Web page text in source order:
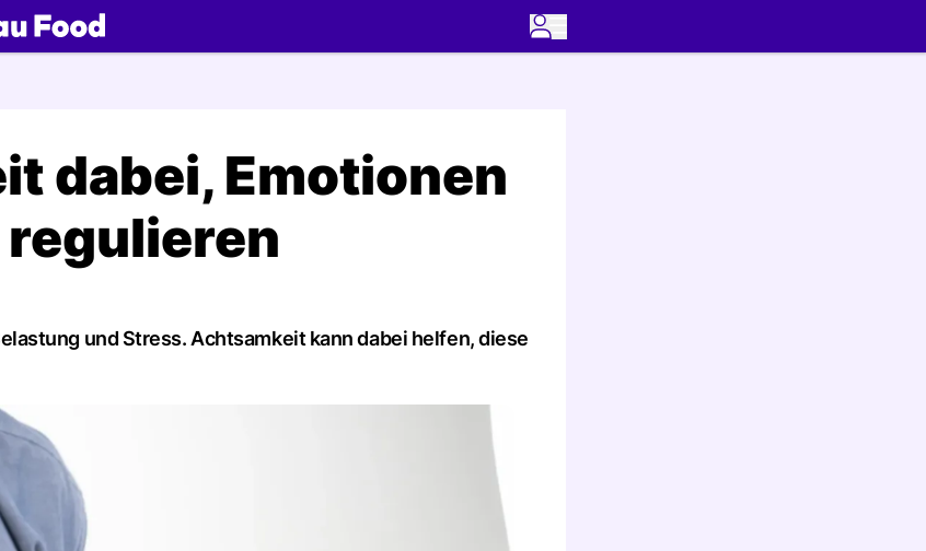
dabei, Emotionen
und Stress. Achtsamkeit kann dabei helfen, diese